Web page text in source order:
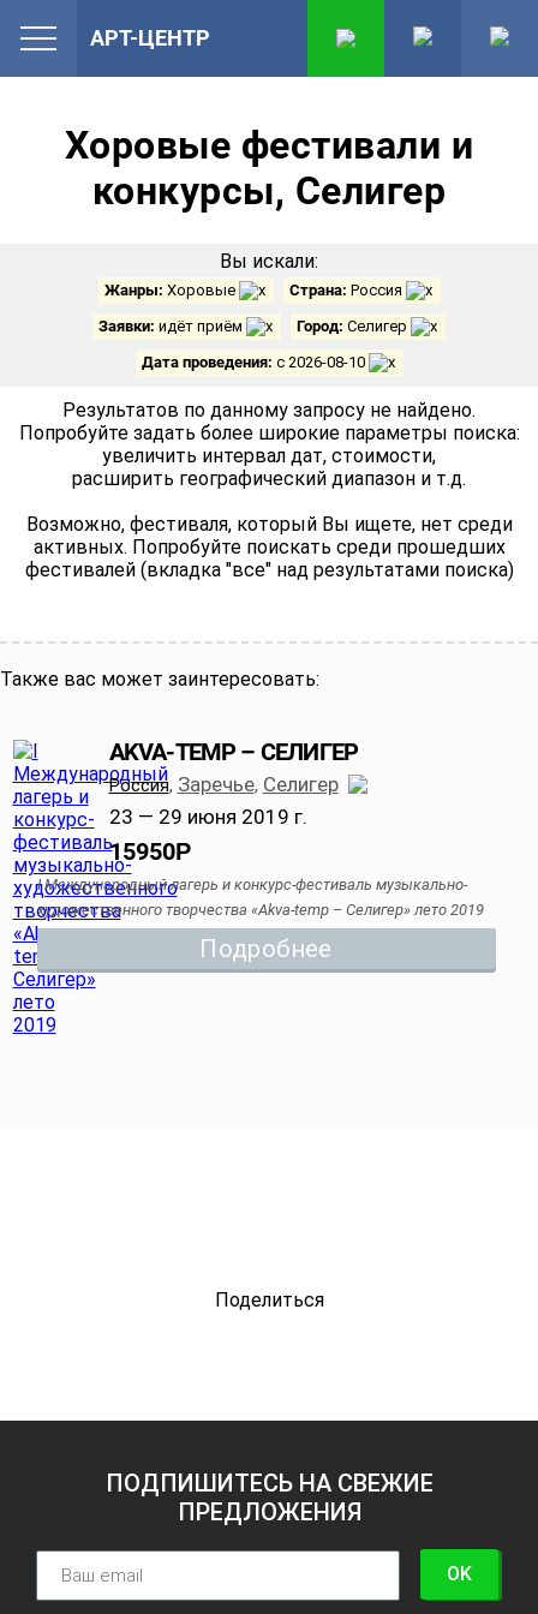
Хоровые фестивали и
конкурсы, Селигер
Вы искали:
Жанры: Хоровые Страна: Россия
Заявки: идёт приём Город: Селигер
Дата проведения: с 2026-08-10
Результатов по данному запросу не найдено.
Попробуйте задать более широкие параметры поиска:
увеличить интервал дат, стоимости,
расширить географический диапазон и т.д.
Возможно, фестиваля, который Вы ищете, нет среди
активных. Попробуйте поискать среди прошедших
фестивалей (вкладка "все" над результатами поиска)
Также вас может заинтересовать:
AKVA-TEMP – СЕЛИГЕР
Россия, Заречье, Селигер
23 — 29 июня 2019 г.
15950Р
I Международный лагерь и конкурс-фестиваль музыкально-
художественного творчества «Akva-temp – Селигер» лето 2019
Подробнее
Поделиться
ПОДПИШИТЕСЬ НА СВЕЖИЕ
ПРЕДЛОЖЕНИЯ
OK
АРТ-ЦЕНТР